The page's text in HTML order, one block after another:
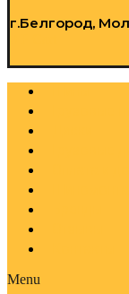
г.Белгород,
Menu